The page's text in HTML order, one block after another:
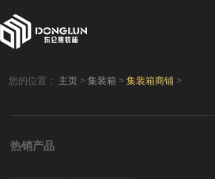
您的位置： 主页 >集装箱 >集装箱商铺 >
热销产品